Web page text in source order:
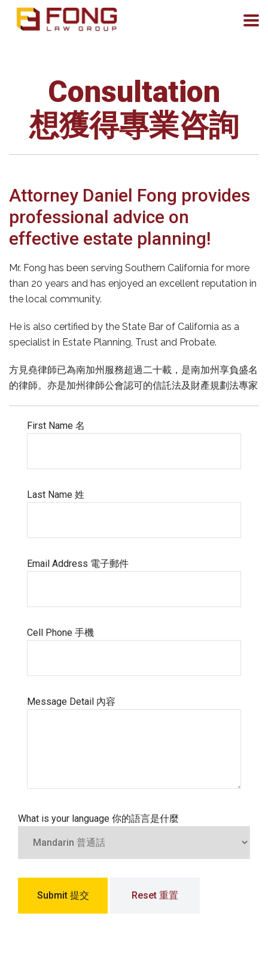
Consultation
想獲得專業咨詢
Attorney Daniel Fong provides
professional advice on
effective estate planning!
Mr. Fong has been serving Southern California for more
than 20 years and has enjoyed an excellent reputation in
the local community.
He is also certified by the State Bar of California as a
specialist in Estate Planning, Trust and Probate.
方見堯律師已為南加州服務超過二十載，是南加州享負盛名
的律師。亦是加州律師公會認可的信託法及財產規劃法專家
First Name 名
Last Name 姓
Email Address 電子郵件
Cell Phone 手機
Message Detail 內容
What is your language 你的語言是什麼
Submit 提交 Reset 重置